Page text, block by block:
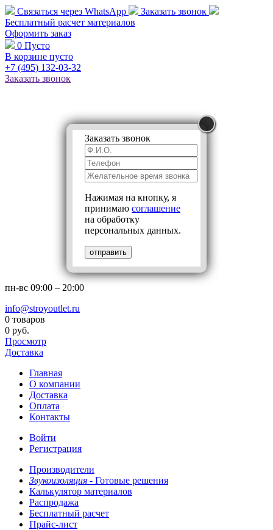
Связаться через WhatsApp
Заказать звонок
Бесплатный расчет материалов
Оформить заказ
0 Пусто
В корзине пусто
+7 (495) 132-03-32
Заказать звонок
Заказать звонок
Нажимая на кнопку, я
принимаю соглашение
на обработку
персональных данных.
отправить
пн-вс 09:00 – 20:00
info@stroyoutlet.ru
0 товаров
0 руб.
Просмотр
Доставка
Главная
О компании
Доставка
Оплата
Контакты
Войти
Регистрация
Производители
Звукоизоляция - Готовые решения
Калькулятор материалов
Распродажа
Бесплатный расчет
Прайс-лист